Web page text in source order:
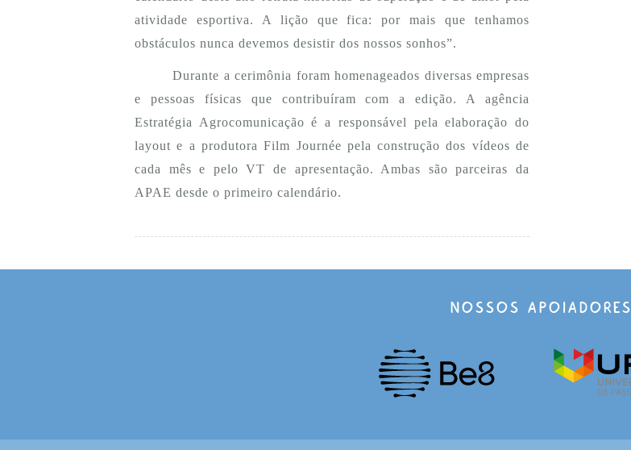
atividade esportiva. A lição que fica: por mais que tenhamos
obstáculos nunca devemos desistir dos nossos sonhos”.
Durante a cerimônia foram homenageados diversas empresas
e pessoas físicas que contribuíram com a edição. A agência
Estratégia Agrocomunicação é a responsável pela elaboração do
layout e a produtora Film Journée pela construção dos vídeos de
cada mês e pelo VT de apresentação. Ambas são parceiras da
APAE desde o primeiro calendário.
NOSSOS APOIADORES